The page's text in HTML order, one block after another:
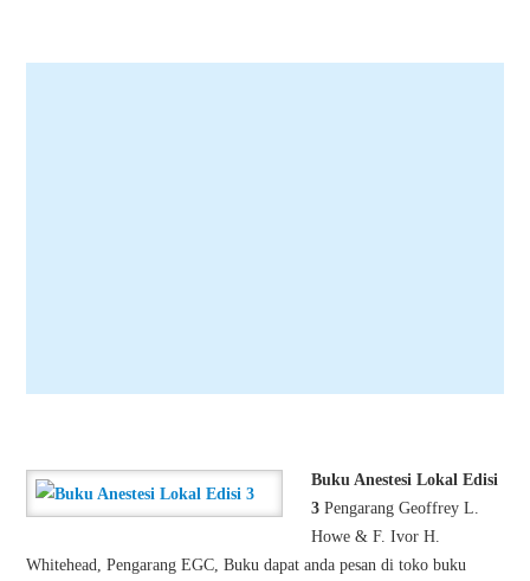
Buku Anestesi Lokal Edisi
3Pengarang Geoffrey L.
Howe & F. Ivor H.
Whitehead, Pengarang EGC, Buku dapat anda pesan di toko buku